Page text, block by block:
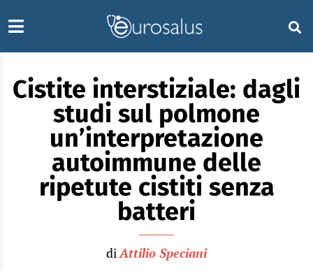
Cistite interstiziale: dagli
studi sul polmone
un’interpretazione
autoimmune delle
ripetute cistiti senza
batteri
diAttilio Speciani